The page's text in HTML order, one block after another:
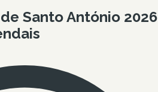
Santo António 2026